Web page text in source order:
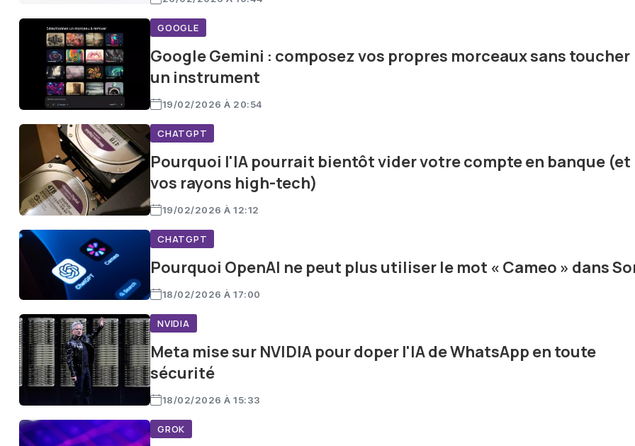
GOOGLE
Google Gemini : composez vos propres morceaux sans toucher
un instrument
19/02/2026 À 20:54
CHATGPT
Pourquoi l'IA pourrait bientôt vider votre compte en banque (et
vos rayons high-tech)
19/02/2026 À 12:12
CHATGPT
Pourquoi OpenAI ne peut plus utiliser le mot « Cameo » dans
18/02/2026 À 17:00
NVIDIA
Meta mise sur NVIDIA pour doper l'IA de WhatsApp en toute
sécurité
18/02/2026 À 15:33
GROK